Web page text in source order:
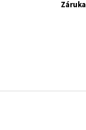
Záruka